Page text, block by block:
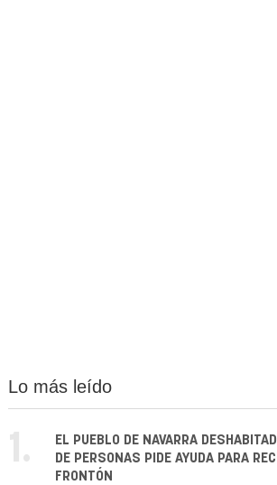
Lo más leído
1.
EL PUEBLO DE NAVARRA
DE PERSONAS PIDE AYUDA PARA
FRONTÓN